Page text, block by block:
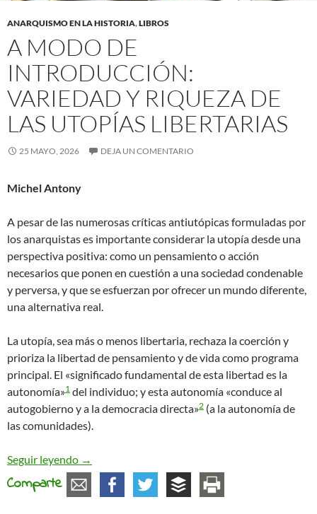
ANARQUISMO EN LA HISTORIA,LIBROS
A MODO DE
INTRODUCCIÓN:
VARIEDAD Y RIQUEZA DE
LAS UTOPÍAS LIBERTARIAS
25 MAYO, 2026 DEJA UN COMENTARIO
Michel Antony
A pesar de las numerosas críticas antiutópicas formuladas por
los anarquistas es importante considerar la utopía desde una
perspectiva positiva: como un pensamiento o acción
necesarios que ponen en cuestión a una sociedad condenable
y perversa, y que se esfuerzan por ofrecer un mundo diferente,
una alternativa real.
La utopía, sea más o menos libertaria, rechaza la coerción y
prioriza la libertad de pensamiento y de vida como programa
principal. El «significado fundamental de esta libertad es la
autonomía»1 del individuo; y esta autonomía «conduce al
autogobierno y a la democracia directa»2 (a la autonomía de
las comunidades).
Seguir leyendo A modo de introducción: variedad y riqueza de
→
Comparte